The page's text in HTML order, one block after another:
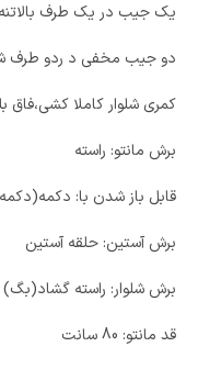
یک جیب در یک طرف بالاتنه
دو جیب مخفی د ردو طرف
کمری شلوار کاملا کشی،فاق
برش مانتو: راسته
قابل باز شدن با:
برش آستین: حلقه آستین
برش شلوار: راسته گشاد(بگ)
قد مانتو: 80 سانت